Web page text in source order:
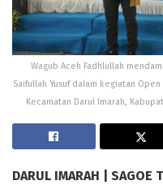
Wagub Aceh Fadhlullah
Saifullah Yusuf dalam kegiatan
Kecamatan Darul Imarah,
DARUL IMARAH | SAGOE